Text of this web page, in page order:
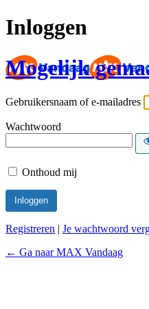
Inloggen
Mogelijk
Gebruikersnaam of e-mailadres
Wachtwoord
Onthoud mij
Registreren | Je wachtwoord
← Ga naar MAX Vandaag